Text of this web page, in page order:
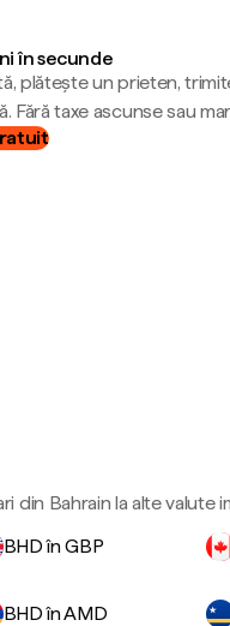
în secunde
plătește un prieten,
Fără taxe ascunse sau
din Bahrain la alte valute
BHD în GBP
BHD în AMD